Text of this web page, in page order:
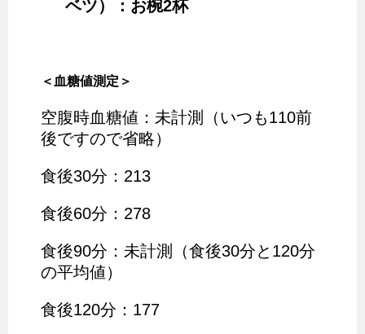
ベツ）：お椀2杯
＜血糖値測定＞
空腹時血糖値：未計測（いつも110前
後ですので省略）
食後30分：213
食後60分：278
食後90分：未計測（食後30分と120分
の平均値）
食後120分：177